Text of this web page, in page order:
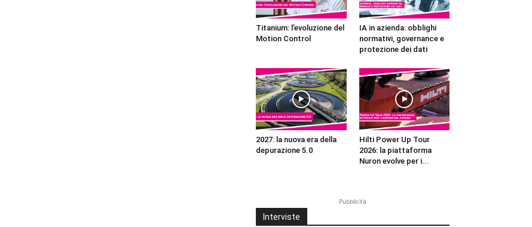
Titanium: l’evoluzione del
Motion Control
IA in azienda: obblighi
normativi, governance e
protezione dei dati
2027: la nuova era della
depurazione 5.0
Hilti Power Up Tour
2026: la piattaforma
Nuron evolve per i...
Pubblicità
Interviste